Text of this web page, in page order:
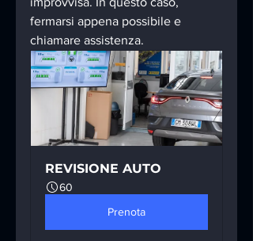
fermarsi appena possibile e
chiamare assistenza.
REVISIONE AUTO
60
Prenota